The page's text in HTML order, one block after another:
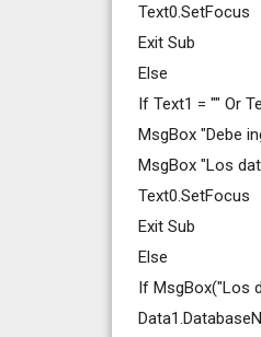
Text0.SetFocus
Exit Sub
Else
If Text1 = "" Or
MsgBox "Debe
MsgBox "Los
Text0.SetFocus
Exit Sub
Else
If MsgBox("Los